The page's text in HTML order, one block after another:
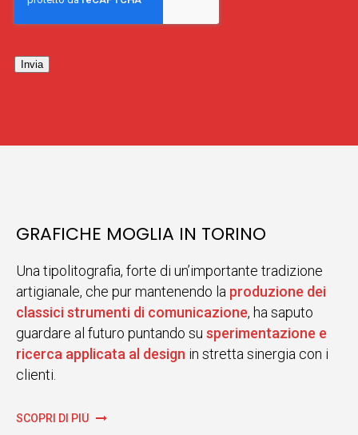
Invia
GRAFICHE MOGLIA IN TORINO
Una tipolitografia, forte di un’importante tradizione
artigianale, che pur mantenendo la produzione dei
classici strumenti di comunicazione, ha saputo
guardare al futuro puntando su sperimentazione e
ricerca applicata al design in stretta sinergia con i
clienti.
SCOPRI DI PIÙ